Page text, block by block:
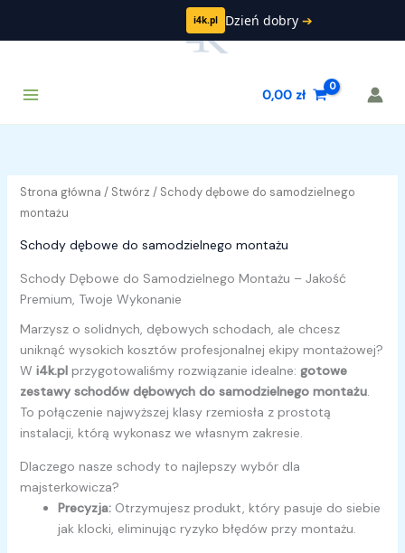
0,00 zł
Strona główna / Stwórz / Schody dębowe do samodzielnego
montażu
Schody dębowe do samodzielnego montażu
Schody Dębowe do Samodzielnego Montażu – Jakość
Premium, Twoje Wykonanie
Marzysz o solidnych, dębowych schodach, ale chcesz
uniknąć wysokich kosztów profesjonalnej ekipy montażowej?
W i4k.plprzygotowaliśmy rozwiązanie idealne: gotowe
zestawy schodów dębowych do samodzielnego montażu.
To połączenie najwyższej klasy rzemiosła z prostotą
instalacji, którą wykonasz we własnym zakresie.
Dlaczego nasze schody to najlepszy wybór dla
majsterkowicza?
Precyzja:Otrzymujesz produkt, który pasuje do siebie
jak klocki, eliminując ryzyko błędów przy montażu.
i4k.pl Dzień dobry ➔